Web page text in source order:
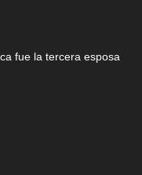
fue la tercera esposa